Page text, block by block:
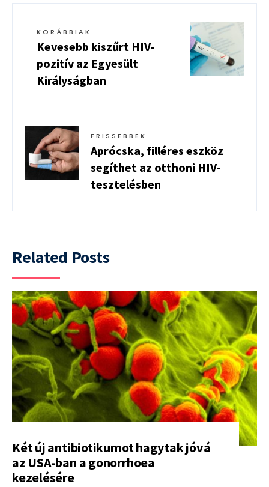
KORÁBBIAK
Kevesebb kiszűrt HIV-
pozitív az Egyesült
Királyságban
FRISSEBBEK
Aprócska, filléres eszköz
segíthet az otthoni HIV-
tesztelésben
Related Posts
Két új antibiotikumot hagytak jóvá
az USA-ban a gonorrhoea
kezelésére